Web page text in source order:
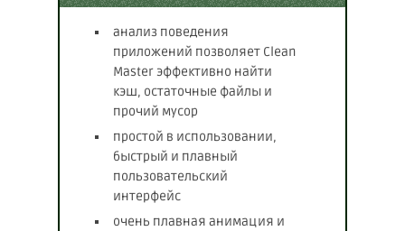
анализ поведения
приложений позволяет Clеan
Master эффективно найти
кэш, остаточные файлы и
прочий мусор
простой в использовании,
быстрый и плавный
пользовательский
интерфейс
очень плавная анимация и